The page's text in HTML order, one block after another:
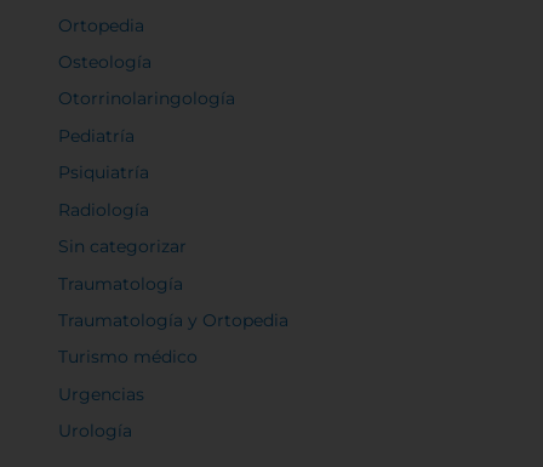
Ortopedia
Osteología
Otorrinolaringología
Pediatría
Psiquiatría
Radiología
Sin categorizar
Traumatología
Traumatología y Ortopedia
Turismo médico
Urgencias
Urología